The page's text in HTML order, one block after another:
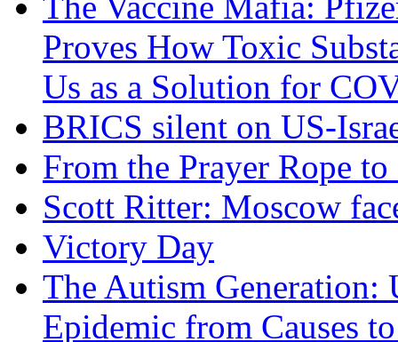
Proves How Toxic
Us as a Solution for
BRICS silent on US-
From the Prayer Rope
Scott Ritter: Moscow
Victory Day
The Autism Generation:
Epidemic from Causes